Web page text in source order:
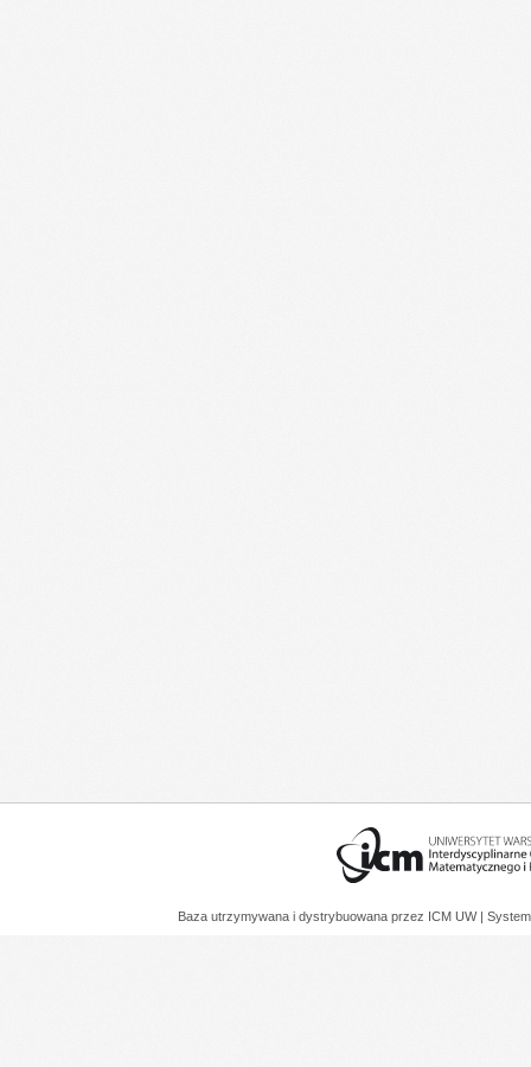
Baza utrzymywana i dystrybuowana przez ICM UW |